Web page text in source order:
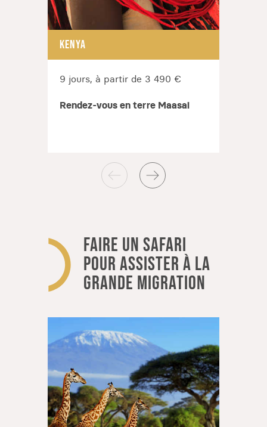
KENYA
9 jours, à partir de 3 490 €
Rendez-vous en terre Maasai
FAIRE UN SAFARI
POUR ASSISTER À LA
GRANDE MIGRATION